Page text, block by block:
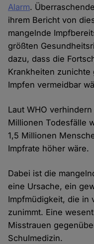
Alarm.
ihrem Bericht von
mangelnde
größten
dazu, dass die
Krankheiten
Impfen vermeidbar
Laut WHO
Millionen Todesfälle
1,5 Millionen
Impfrate höher wäre.
Dabei ist die
eine Ursache, ein
Impfmüdigkeit, die in
zunimmt. Eine
Misstrauen
Schulmedizin.